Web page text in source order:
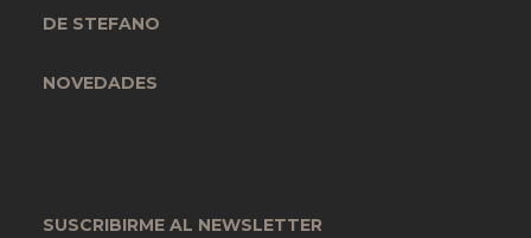
DE STEFANO
NOVEDADES
SUSCRIBIRME AL NEWSLETTER